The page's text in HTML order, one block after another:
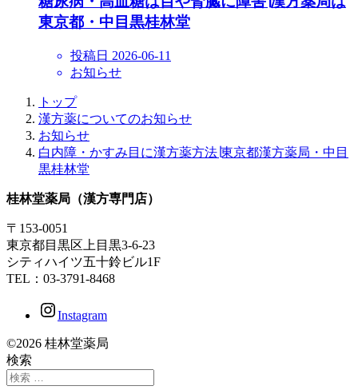
東京都・中目黒桂林堂
投稿日 2026-06-11
お知らせ
トップ
漢方薬についてのお知らせ
お知らせ
白内障・かすみ目に漢方薬方法∣東京都漢方薬局・中目
黒桂林堂
桂林堂薬局（漢方専門店）
〒153-0051
東京都目黒区上目黒3-6-23
シティハイツ五十鈴ビル1F
TEL：03-3791-8468
Instagram
©2026 桂林堂薬局
検索